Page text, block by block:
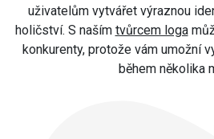
uživatelům vytvářet výraznou
holičství. S naším tvůrcem loga
konkurenty, protože vám umožní
během několika